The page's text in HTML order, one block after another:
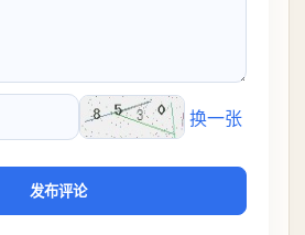
换一张
发布评论